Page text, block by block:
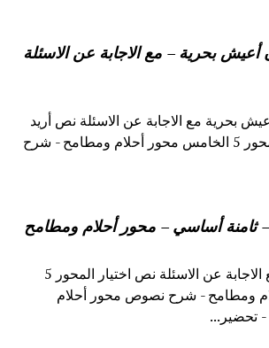
بحرية – مع الاجابة عن الاسئلة
بحرية مع الاجابة عن الاسئلة نص أريد
أن أعيش بحرية المحور 5 الخامس محور أحلام ومطامح - شرح
ثامنة أساسي – محور أحلام ومطامح
شرح نص اختيار مع الاجابة عن الاسئلة نص اختيار المحور 5
ومطامح - شرح نصوص محور أحلام